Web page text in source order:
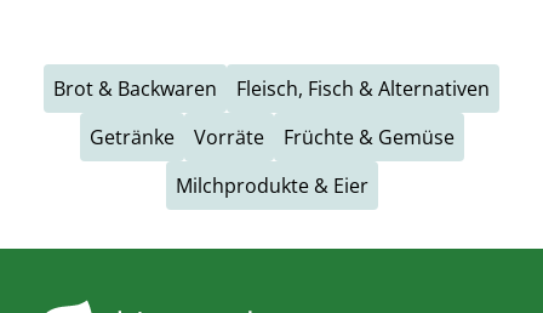
Brot & Backwaren
Fleisch, Fisch & Alternativen
Getränke
Vorräte
Früchte & Gemüse
Milchprodukte & Eier